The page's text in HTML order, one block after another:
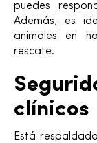
puedes
Además, es
animales en
rescate.
clínicos
Está